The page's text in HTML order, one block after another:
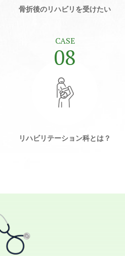
骨折後のリハビリを受けたい
CASE
08
リハビリテーション科とは？